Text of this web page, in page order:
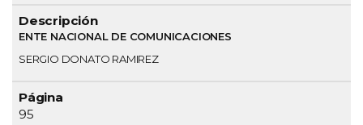
ENTE NACIONAL DE COMUNICACIONES
SERGIO DONATO RAMIREZ
95